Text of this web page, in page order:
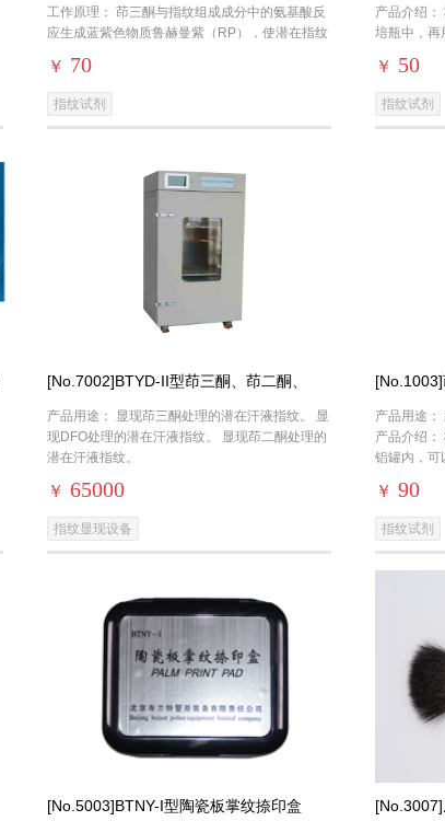
工作原理： 茚三酮与指纹组成成分中的氨基酸反
应生成蓝紫色物质鲁赫曼紫（RP），使潜在指纹
￥ 70
指纹试剂
产品介绍：
培瓶中，再
￥ 50
指纹试剂
[No.7002]BTYD-II型茚三酮、茚二酮、
产品用途： 显现茚三酮处理的潜在汗液指纹。 显
现DFO处理的潜在汗液指纹。 显现茚二酮处理的
潜在汗液指纹。
￥ 65000
指纹显现设备
产品用途：
产品介绍：
铝罐内，可
￥ 90
指纹试剂
[No.5003]BTNY-I型陶瓷板掌纹捺印盒